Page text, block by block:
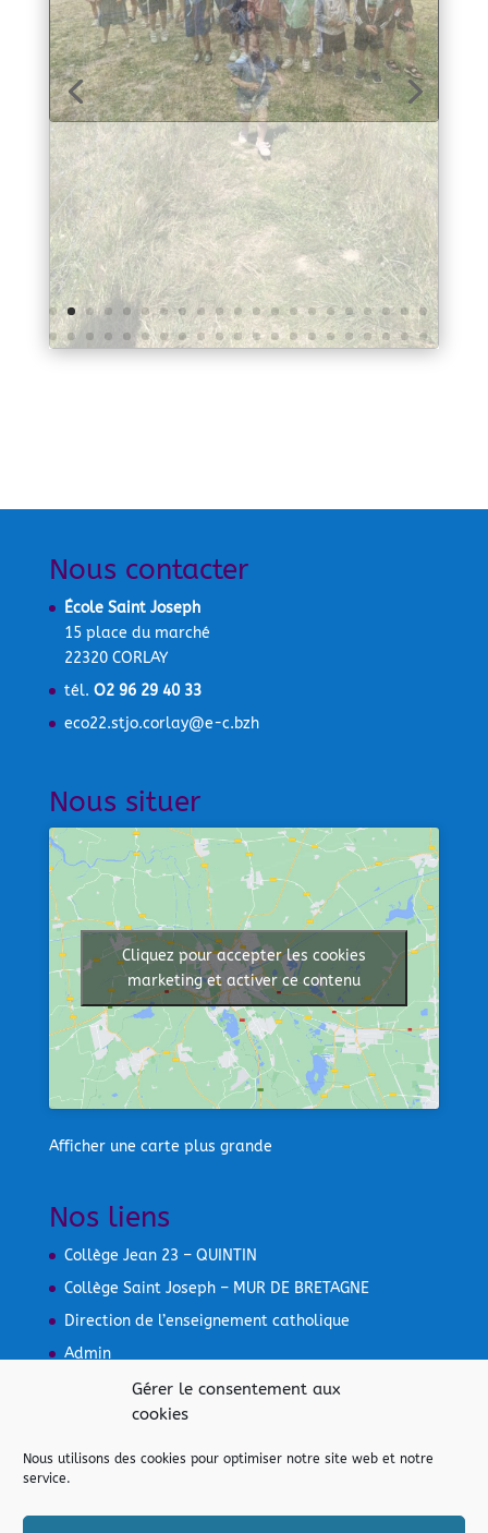
Gérer le consentement aux
cookies
Nous utilisons des cookies pour optimiser notre site web et notre
service.
Nous contacter
Nous situer
Cliquez pour accepter les cookies
Afficher une carte plus grande
Nos liens
Collège Jean 23 – QUINTIN
Collège Saint Joseph – MUR DE BRETAGNE
Direction de l’enseignement catholique
Mentions légales